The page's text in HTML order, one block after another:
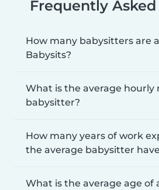
Frequently
How many babysitters are
Babysits?
What is the average hourly
babysitter?
How many years of work
the average babysitter
What is the average age of